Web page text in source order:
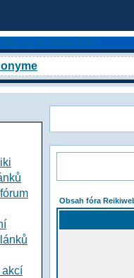
akcí
Obsah fóra